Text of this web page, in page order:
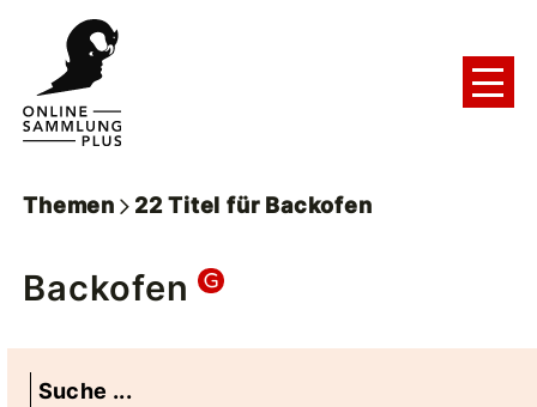
Themen 22Titel für Backofen
Backofen